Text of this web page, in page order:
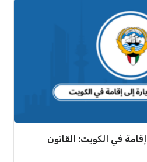
في الكويت: القانون